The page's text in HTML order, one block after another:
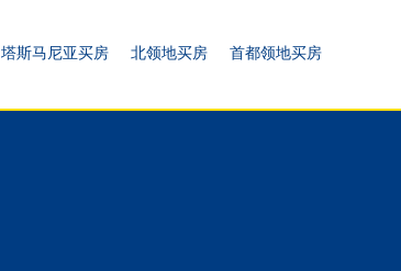
塔斯马尼亚买房 北领地买房 首都领地买房